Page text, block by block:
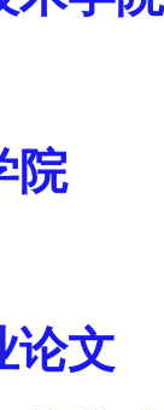
院
论文